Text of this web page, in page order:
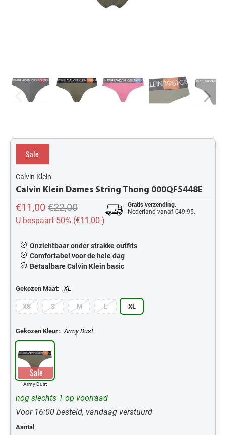
Sale
Calvin Klein
Calvin Klein Dames String Thong 000QF5448E
€11,00 €22,00
U bespaart 50% (€11,00 )
Gratis verzending.
Nederland vanaf €49.95.
Onzichtbaar onder strakke outfits
Comfortabel voor de hele dag
Betaalbare Calvin Klein basic
Gekozen Maat: XL
XS S M L XL
Gekozen Kleur: Army Dust
Sale
Army Dust
nog slechts 1 op voorraad
Voor 16:00 besteld, vandaag verstuurd
Aantal